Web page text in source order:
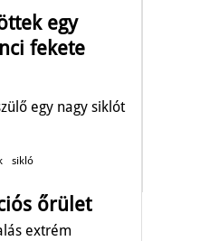
egy
fekete
egy nagy siklót
sikló
őrület
extrém